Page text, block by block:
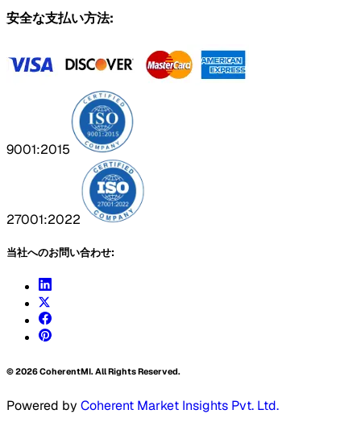
安全な支払い方法:
9001:2015
27001:2022
当社へのお問い合わせ:
©2026CoherentMI. All Rights Reserved.
Powered by Coherent Market Insights Pvt. Ltd.